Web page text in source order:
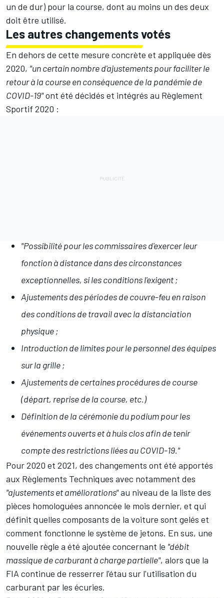
un de dur) pour la course, dont au moins un des deux
doit être utilisé.
Les autres changements votés
En dehors de cette mesure concrète et appliquée dès
2020, "un certain nombre d'ajustements pour faciliter le
retour à la course en conséquence de la pandémie de
COVID-19"ont été décidés et intégrés au Règlement
Sportif 2020 :
"Possibilité pour les commissaires d'exercer leur
fonction à distance dans des circonstances
exceptionnelles, si les conditions l'exigent ;
Ajustements des périodes de couvre-feu en raison
des conditions de travail avec la distanciation
physique ;
Introduction de limites pour le personnel des équipes
sur la grille ;
Ajustements de certaines procédures de course
(départ, reprise de la course, etc.)
Définition de la cérémonie du podium pour les
événements ouverts et à huis clos afin de tenir
compte des restrictions liées au COVID-19."
Pour 2020 et 2021, des changements ont été apportés
aux Règlements Techniques avec notamment des
"ajustements et améliorations"au niveau de la liste des
pièces homologuées annoncée le mois dernier, et qui
définit quelles composants de la voiture sont gelés et
comment fonctionne le système de jetons. En sus, une
nouvelle règle a été ajoutée concernant le "débit
massique de carburant à charge partielle", alors que la
FIA continue de resserrer l'étau sur l'utilisation du
carburant par les écuries.